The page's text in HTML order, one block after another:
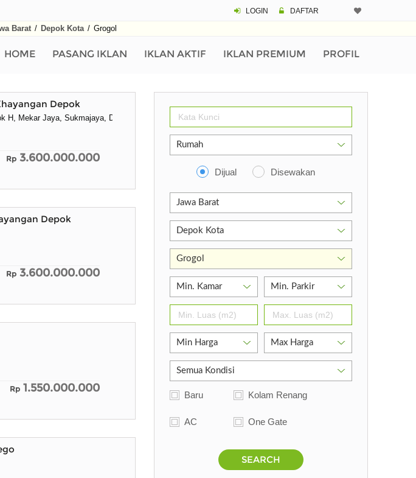
LOGIN DAFTAR
Barat / Depok Kota / Grogol
HOME PASANG IKLAN IKLAN AKTIF IKLAN PREMIUM PROFIL
Depok
H, Mekar Jaya, Sukmajaya, Depok City, West Java 16411
Rp 3.600.000.000
Depok
Rp 3.600.000.000
Rp 1.550.000.000
Dijual Disewakan
Baru Kolam Renang
AC One Gate
SEARCH